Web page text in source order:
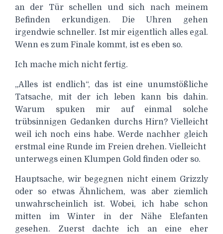
an der Tür schellen und sich nach meinem
Befinden erkundigen. Die Uhren gehen
irgendwie schneller. Ist mir eigentlich alles egal.
Wenn es zum Finale kommt, ist es eben so.
Ich mache mich nicht fertig.
„Alles ist endlich“, das ist eine unumstößliche
Tatsache, mit der ich leben kann bis dahin.
Warum spuken mir auf einmal solche
trübsinnigen Gedanken durchs Hirn? Vielleicht
weil ich noch eins habe. Werde nachher gleich
erstmal eine Runde im Freien drehen. Vielleicht
unterwegs einen Klumpen Gold finden oder so.
Hauptsache, wir begegnen nicht einem Grizzly
oder so etwas Ähnlichem, was aber ziemlich
unwahrscheinlich ist. Wobei, ich habe schon
mitten im Winter in der Nähe Elefanten
gesehen. Zuerst dachte ich an eine eher